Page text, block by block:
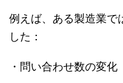
例えば、ある製造業で
した：
・問い合わせ数の変化